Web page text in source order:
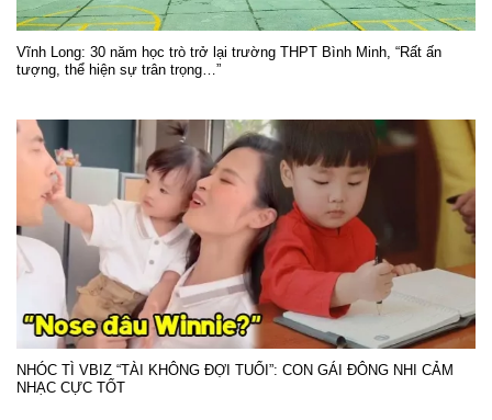
Vĩnh Long: 30 năm học trò trở lại trường THPT Bình Minh, “Rất ấn
tượng, thể hiện sự trân trọng…”
NHÓC TÌ VBIZ “TÀI KHÔNG ĐỢI TUỔI”: CON GÁI ĐÔNG NHI CẢM
NHẠC CỰC TỐT